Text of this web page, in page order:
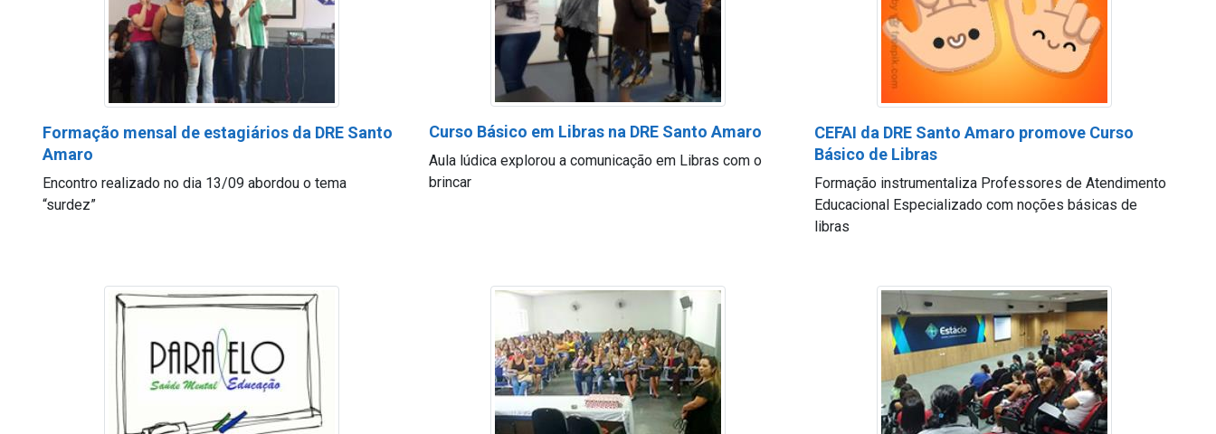
Formação mensal de estagiários da DRE Santo
Amaro
Encontro realizado no dia 13/09 abordou o tema
“surdez”
Curso Básico em Libras na DRE Santo Amaro
Aula lúdica explorou a comunicação em Libras com o
brincar
CEFAI da DRE Santo Amaro promove Curso
Básico de Libras
Formação instrumentaliza Professores de Atendimento
Educacional Especializado com noções básicas de
libras